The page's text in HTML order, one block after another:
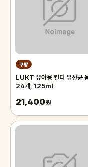
쿠팡
LUKT 유아용 킨디 유산균
24개, 125ml
21,400원